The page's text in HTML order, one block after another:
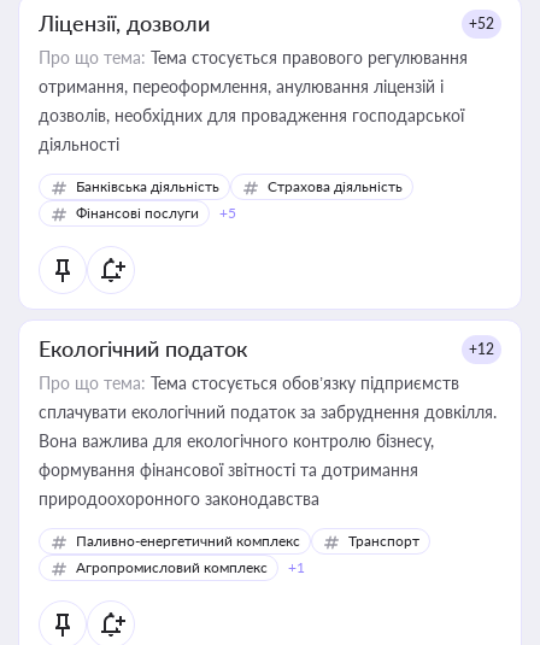
Ліцензії, дозволи +52
Про що тема: Тема стосується правового регулювання
отримання, переоформлення, анулювання ліцензій і
дозволів, необхідних для провадження господарської
діяльності
Банківська діяльність
Страхова діяльність
Фінансові послуги
+5
Екологічний податок +12
Про що тема: Тема стосується обов’язку підприємств
сплачувати екологічний податок за забруднення довкілля.
Вона важлива для екологічного контролю бізнесу,
формування фінансової звітності та дотримання
природоохоронного законодавства
Паливно-енергетичний комплекс
Транспорт
Агропромисловий комплекс
+1